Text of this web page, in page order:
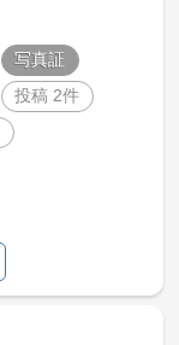
写真証
投稿 2件